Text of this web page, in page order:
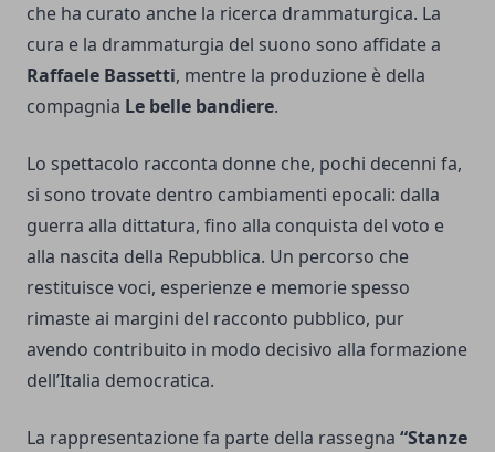
che ha curato anche la ricerca drammaturgica. La
cura e la drammaturgia del suono sono affidate a
Raffaele Bassetti, mentre la produzione è della
compagnia Le belle bandiere.
Lo spettacolo racconta donne che, pochi decenni fa,
si sono trovate dentro cambiamenti epocali: dalla
guerra alla dittatura, fino alla conquista del voto e
alla nascita della Repubblica. Un percorso che
restituisce voci, esperienze e memorie spesso
rimaste ai margini del racconto pubblico, pur
avendo contribuito in modo decisivo alla formazione
dell’Italia democratica.
La rappresentazione fa parte della rassegna “Stanze